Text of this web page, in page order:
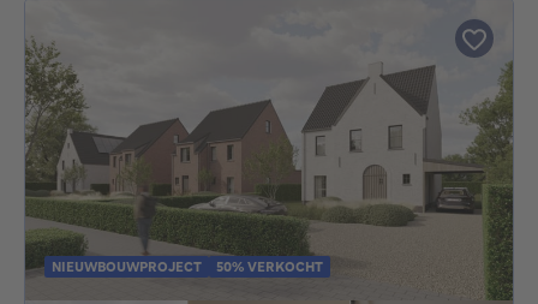
NIEUWBOUWPROJECT 50% VERKOCHT